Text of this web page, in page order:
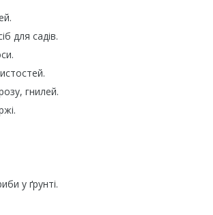
для садів.
гнилей.
у ґрунті.